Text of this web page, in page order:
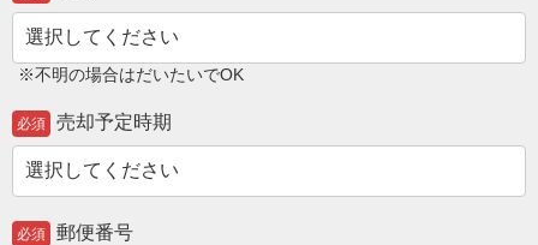
※不明の場合はだいたいでOK
必須 売却予定時期
必須 郵便番号